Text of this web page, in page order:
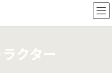
クター